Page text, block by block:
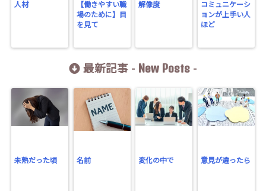
人材
【働きやすい職
場のために】目
を見て
解像度
コミュニケーシ
ョンが上手い人
ほど
最新記事 - New Posts -
未熟だった頃 名前 変化の中で 意見が違ったら